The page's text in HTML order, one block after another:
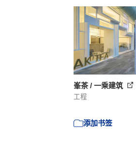
峯茶 / 一乘建筑
工程
添加书签